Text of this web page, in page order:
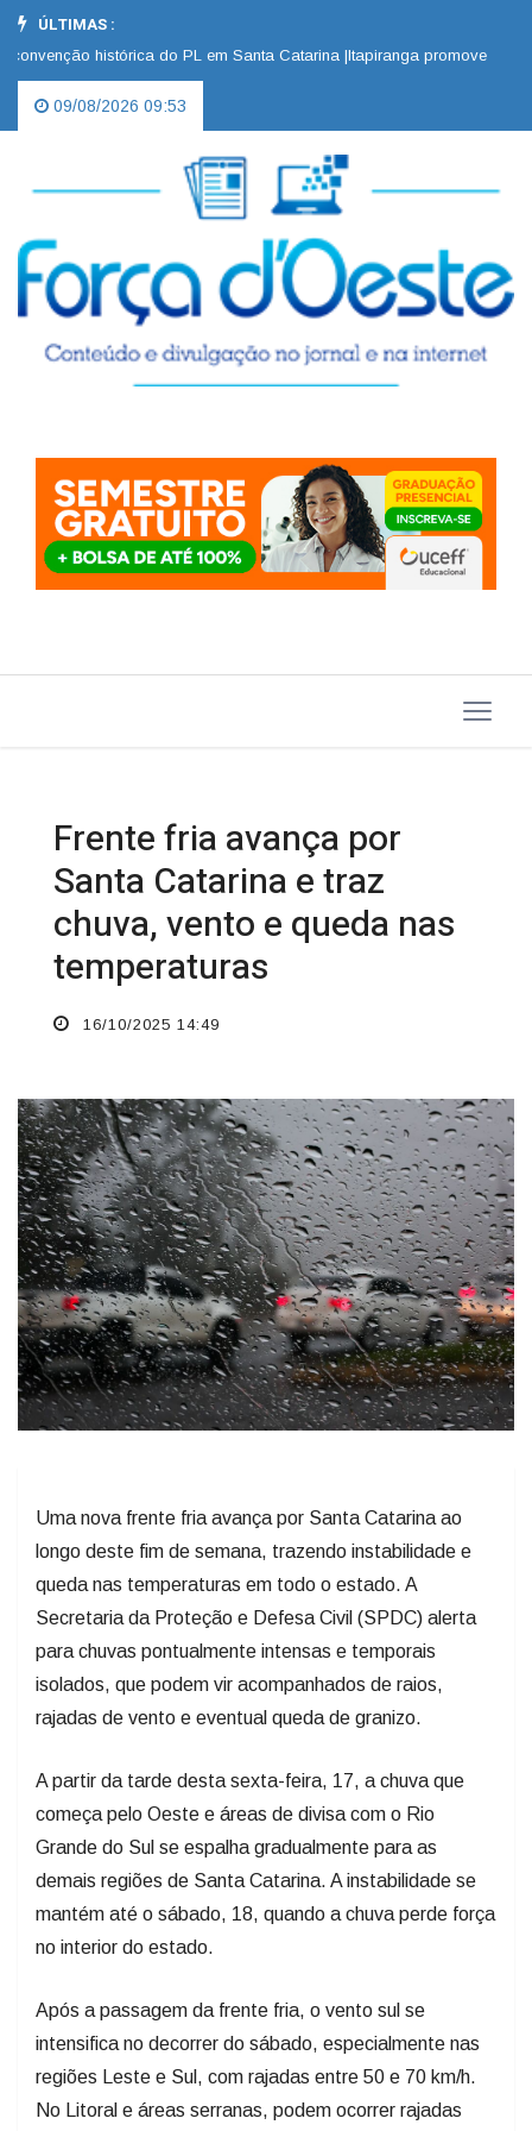
ÚLTIMAS :
histórica do PL em Santa Catarina |Itapiranga promove “Dia D”
09/08/2026 09:53
Frente fria avança por
Santa Catarina e traz
chuva, vento e queda nas
temperaturas
16/10/2025 14:49
Uma nova frente fria avança por Santa Catarina ao
longo deste fim de semana, trazendo instabilidade e
queda nas temperaturas em todo o estado. A
Secretaria da Proteção e Defesa Civil (SPDC) alerta
para chuvas pontualmente intensas e temporais
isolados, que podem vir acompanhados de raios,
rajadas de vento e eventual queda de granizo.
A partir da tarde desta sexta-feira, 17, a chuva que
começa pelo Oeste e áreas de divisa com o Rio
Grande do Sul se espalha gradualmente para as
demais regiões de Santa Catarina. A instabilidade se
mantém até o sábado, 18, quando a chuva perde força
no interior do estado.
Após a passagem da frente fria, o vento sul se
intensifica no decorrer do sábado, especialmente nas
regiões Leste e Sul, com rajadas entre 50 e 70 km/h.
No Litoral e áreas serranas, podem ocorrer rajadas